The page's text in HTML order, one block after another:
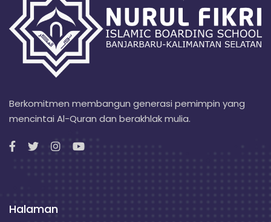
Berkomitmen membangun generasi pemimpin yang
mencintai Al-Quran dan berakhlak mulia.
Halaman